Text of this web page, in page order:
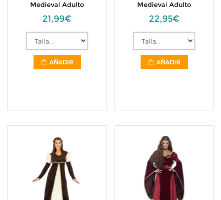
Medieval Adulto
21,99€
AÑADIR
Medieval Adulto
22,95€
AÑADIR